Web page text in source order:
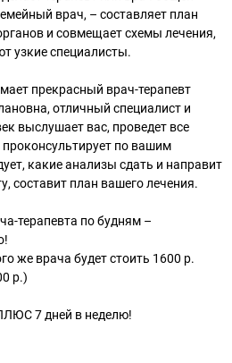
врач, – составляет план
и совмещает схемы лечения,
узкие специалисты.
прекрасный врач-терапевт
отличный специалист и
выслушает вас, проведет все
по вашим
какие анализы сдать и направит
составит план вашего лечения.
терапевта по будням –
же врача будет стоить 1600 р.
р.)
7 дней в неделю!